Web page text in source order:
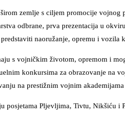
zemlje s ciljem promocije
odbrane, prva prezentacija u
naoružanje, opremu i vozila
s vojničkim životom, opremom i
konkursima za obrazovanje na
na prestižnim vojnim
posjetama Pljevljima, Tivtu, Nikšiću i